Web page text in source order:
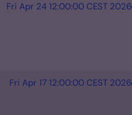
Fri Apr 24 12:00:00 CEST 2026
Fri Apr 17 12:00:00 CEST 2026